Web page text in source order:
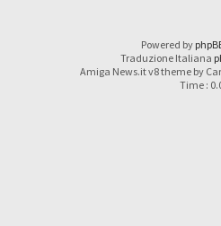
Powered by
Traduzione Italiana
Amiga News.it v8 theme by
Time :